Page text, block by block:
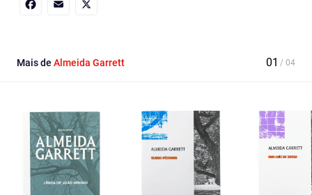
Mais de Almeida Garrett